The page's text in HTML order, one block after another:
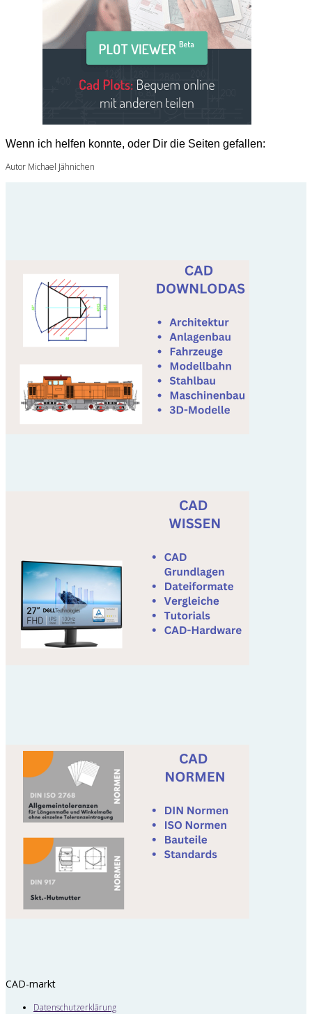
Wenn ich helfen konnte, oder Dir die Seiten gefallen:
Autor Michael Jähnichen
CAD-markt
Datenschutzerklärung